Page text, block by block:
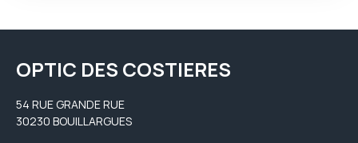
OPTIC DES COSTIERES
54 RUE GRANDE RUE
30230 BOUILLARGUES